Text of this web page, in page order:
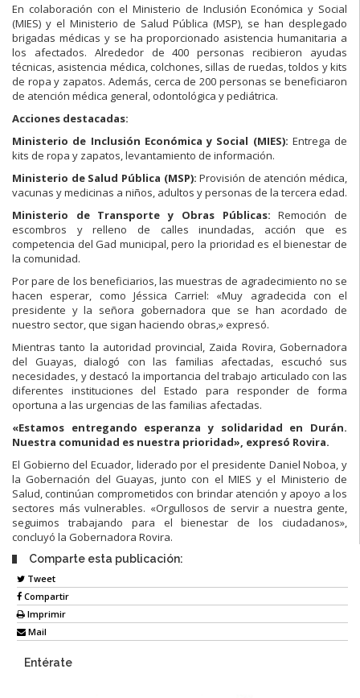
En colaboración con el Ministerio de Inclusión Económica y Social
(MIES) y el Ministerio de Salud Pública (MSP), se han desplegado
brigadas médicas y se ha proporcionado asistencia humanitaria a
los afectados. Alrededor de 400 personas recibieron ayudas
técnicas, asistencia médica, colchones, sillas de ruedas, toldos y kits
de ropa y zapatos. Además, cerca de 200 personas se beneficiaron
de atención médica general, odontológica y pediátrica.
Acciones destacadas:
Ministerio de Inclusión Económica y Social (MIES): Entrega de
kits de ropa y zapatos, levantamiento de información.
Ministerio de Salud Pública (MSP): Provisión de atención médica,
vacunas y medicinas a niños, adultos y personas de la tercera edad.
Ministerio de Transporte y Obras Públicas: Remoción de
escombros y relleno de calles inundadas, acción que es
competencia del Gad municipal, pero la prioridad es el bienestar de
la comunidad.
Por pare de los beneficiarios, las muestras de agradecimiento no se
hacen esperar, como Jéssica Carriel: «Muy agradecida con el
presidente y la señora gobernadora que se han acordado de
nuestro sector, que sigan haciendo obras,» expresó.
Mientras tanto la autoridad provincial, Zaida Rovira, Gobernadora
del Guayas, dialogó con las familias afectadas, escuchó sus
necesidades, y destacó la importancia del trabajo articulado con las
diferentes instituciones del Estado para responder de forma
oportuna a las urgencias de las familias afectadas.
«Estamos entregando esperanza y solidaridad en Durán.
Nuestra comunidad es nuestra prioridad», expresó Rovira.
El Gobierno del Ecuador, liderado por el presidente Daniel Noboa, y
la Gobernación del Guayas, junto con el MIES y el Ministerio de
Salud, continúan comprometidos con brindar atención y apoyo a los
sectores más vulnerables. «Orgullosos de servir a nuestra gente,
seguimos trabajando para el bienestar de los ciudadanos»,
concluyó la Gobernadora Rovira.
Comparte esta publicación:
Tweet
Compartir
Imprimir
Mail
Entérate